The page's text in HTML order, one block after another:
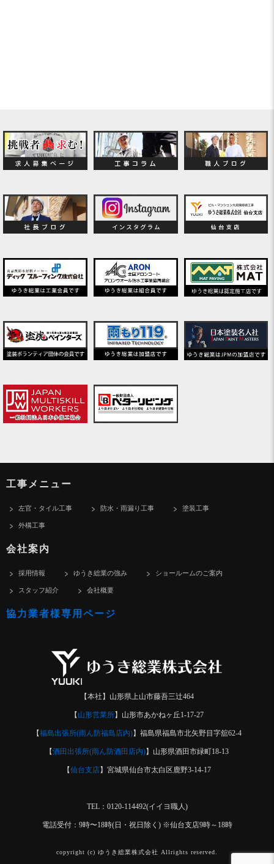
工事メニュー
左官・タイル工事 防水・雨漏り工事 塗装工事
外構工事
会社案内
採用情報 ゆうき総業の強み ショールームのご案内
スタッフ紹介 会社概要
協力業者様専用ページ
【本社】山形県上山市藤吾三辻464
【 山形営業所】山形市あかねヶ丘1-17-27
【福島出張所(雨ん防福島店内)】福島県福島市北矢野目字舘62-4
【酒田出張所(雨ん防酒田店内)】山形県酒田市緑町18-13
【仙台支店】宮城県仙台市太白区鹿野3-14-17
TEL：0120-114492(イイヨ職人)
電話受付：9時〜18時(日・祝日除く) ※仙台支店9時～18時
copyright (c) ゆうき総業株式会社 Allrights reserved.